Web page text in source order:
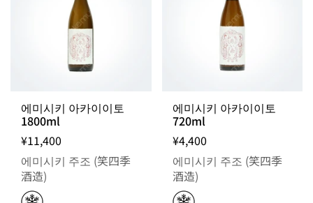
에미시키 아카이이토
1800ml
¥11,400
에미시키 주조 (笑四季
酒造)
에미시키 아카이이토
720ml
¥4,400
에미시키 주조 (笑四季
酒造)